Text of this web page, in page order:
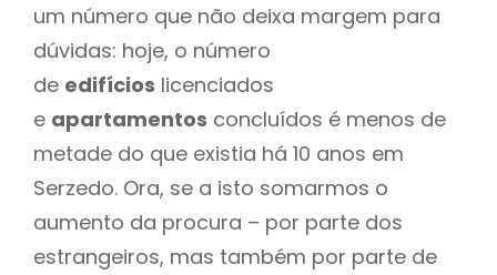
um número que não deixa margem para
dúvidas: hoje, o número
de edifícios licenciados
e apartamentos concluídos é menos de
metade do que existia há 10 anos em
Serzedo. Ora, se a isto somarmos o
aumento da procura – por parte dos
estrangeiros, mas também por parte de